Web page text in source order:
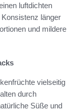
luftdichten
länger
und mildere
vielseitig
durch
Süße und